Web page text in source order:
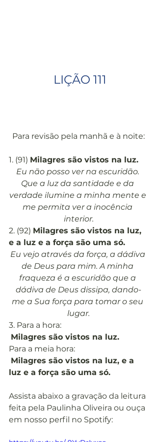
LIÇÃO 111
Para revisão pela manhã e à noite:
1. (91) Milagres são vistos na luz.
Eu não posso ver na escuridão.
Que a luz da santidade e da
verdade ilumine a minha mente e
me permita ver a inocência
interior.
2. (92) Milagres são vistos na luz,
e a luz e a força são uma só.
Eu vejo através da força, a dádiva
de Deus para mim. A minha
fraqueza é a escuridão que a
dádiva de Deus dissipa, dando-
me a Sua força para tomar o seu
lugar.
3. Para a hora:
Milagres são vistos na luz.
Para a meia hora:
Milagres são vistos na luz, e a
luz e a força são uma só.
Assista abaixo a gravação da leitura
feita pela Paulinha Oliveira ou ouça
em nosso perfil no Spotify: